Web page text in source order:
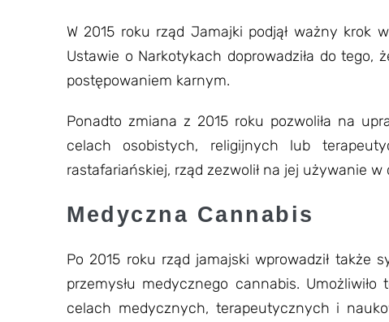
W 2015 roku rząd Jamajki podjął ważny krok
Ustawie o Narkotykach doprowadziła do tego,
postępowaniem karnym.
Ponadto zmiana z 2015 roku pozwoliła na
celach osobistych, religijnych lub
rastafariańskiej, rząd zezwolił na jej używanie
Medyczna Cannabis
Po 2015 roku rząd jamajski wprowadził także
przemysłu medycznego cannabis.
celach medycznych, terapeutycznych i